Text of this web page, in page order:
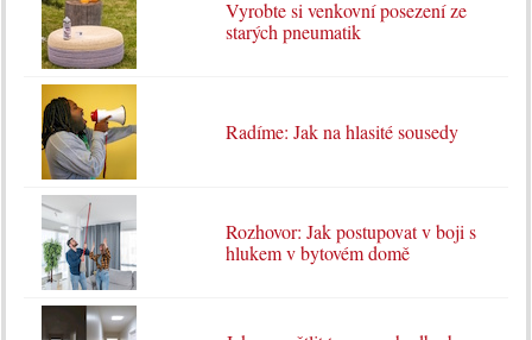
Vyrobte si venkovní posezení ze
starých pneumatik
Radíme: Jak na hlasité sousedy
Rozhovor: Jak postupovat v boji s
hlukem v bytovém domě